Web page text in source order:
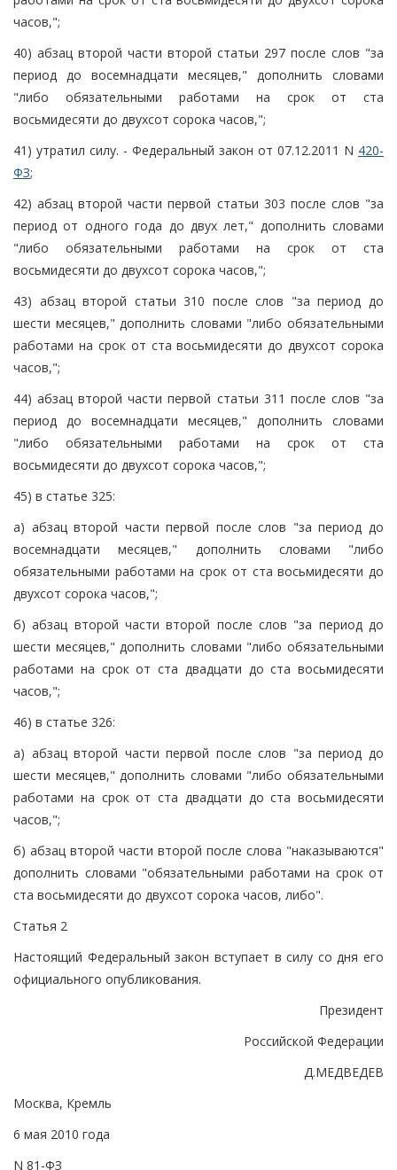
часов,";
40) абзац второй части второй статьи 297 после слов "за
период до восемнадцати месяцев," дополнить словами
"либо обязательными работами на срок от ста
восьмидесяти до двухсот сорока часов,";
41) утратил силу. - Федеральный закон от 07.12.2011 N 420-
ФЗ;
42) абзац второй части первой статьи 303 после слов "за
период от одного года до двух лет," дополнить словами
"либо обязательными работами на срок от ста
восьмидесяти до двухсот сорока часов,";
43) абзац второй статьи 310 после слов "за период до
шести месяцев," дополнить словами "либо обязательными
работами на срок от ста восьмидесяти до двухсот сорока
часов,";
44) абзац второй части первой статьи 311 после слов "за
период до восемнадцати месяцев," дополнить словами
"либо обязательными работами на срок от ста
восьмидесяти до двухсот сорока часов,";
45) в статье 325:
а) абзац второй части первой после слов "за период до
восемнадцати месяцев," дополнить словами "либо
обязательными работами на срок от ста восьмидесяти до
двухсот сорока часов,";
б) абзац второй части второй после слов "за период до
шести месяцев," дополнить словами "либо обязательными
работами на срок от ста двадцати до ста восьмидесяти
часов,";
46) в статье 326:
а) абзац второй части первой после слов "за период до
шести месяцев," дополнить словами "либо обязательными
работами на срок от ста двадцати до ста восьмидесяти
часов,";
б) абзац второй части второй после слова "наказываются"
дополнить словами "обязательными работами на срок от
ста восьмидесяти до двухсот сорока часов, либо".
Статья 2
Настоящий Федеральный закон вступает в силу со дня его
официального опубликования.
Президент
Российской Федерации
Д.МЕДВЕДЕВ
Москва, Кремль
6 мая 2010 года
N 81-ФЗ